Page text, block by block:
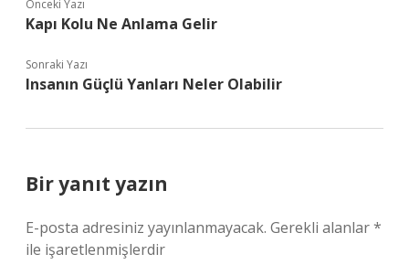
Önceki Yazı
Kapı Kolu Ne Anlama Gelir
Sonraki Yazı
Insanın Güçlü Yanları Neler Olabilir
Bir yanıt yazın
E-posta adresiniz yayınlanmayacak. Gerekli alanlar*
ile işaretlenmişlerdir